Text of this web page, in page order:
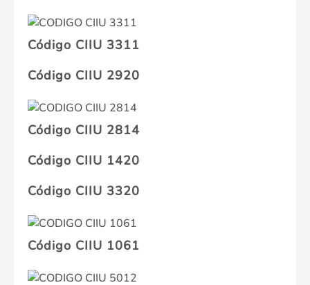
Código CIIU 3311
Código CIIU 2920
Código CIIU 2814
Código CIIU 1420
Código CIIU 3320
Código CIIU 1061